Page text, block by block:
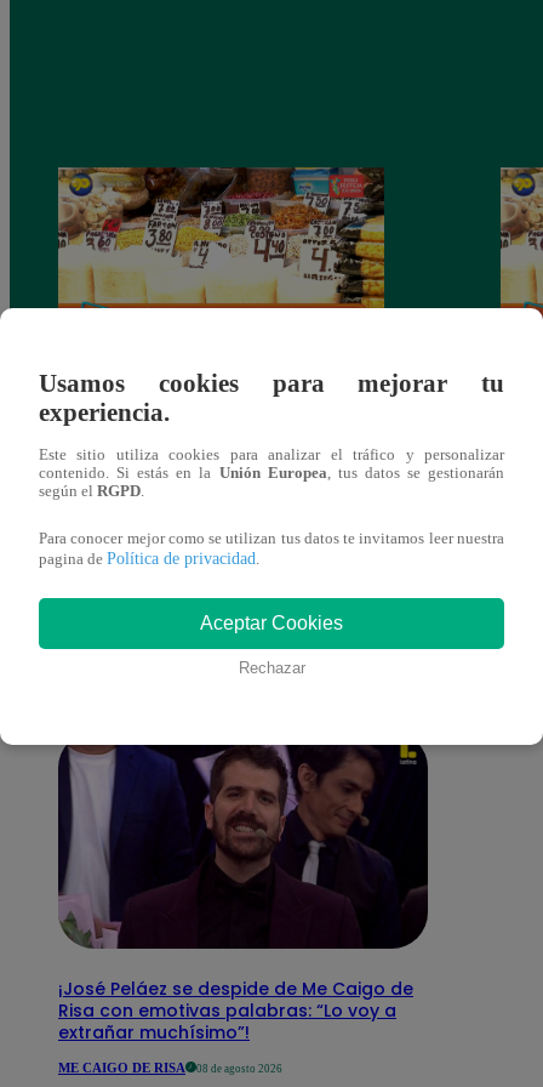
Mujeres al Mando – Viernes 25 de febrero
del 2022 – Programa completo
También te puede
interesar
¡José Peláez se despide de Me Caigo de
Risa con emotivas palabras: “Lo voy a
extrañar muchísimo”!
ME CAIGO DE RISA 08 de agosto 2026
Usamos cookies para mejorar tu
experiencia.
Este sitio utiliza cookies para analizar el tráfico y personalizar
contenido. Si estás en la Unión Europea , tus datos se gestionarán
según el RGPD
Para conocer mejor como se utilizan tus datos te invitamos leer nuestra
pagina de Política de privacidad
Aceptar Cookies
Rechazar